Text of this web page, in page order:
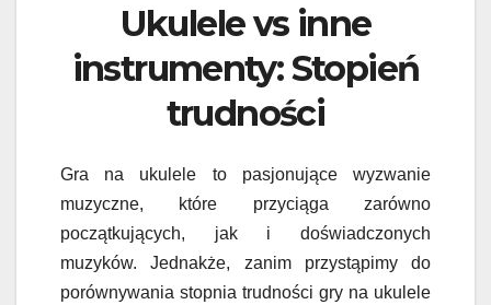
Ukulele vs inne
instrumenty: Stopień
trudności
Gra na ukulele to pasjonujące wyzwanie
muzyczne, które przyciąga zarówno
początkujących, jak i doświadczonych
muzyków. Jednakże, zanim przystąpimy do
porównywania stopnia trudności gry na ukulele